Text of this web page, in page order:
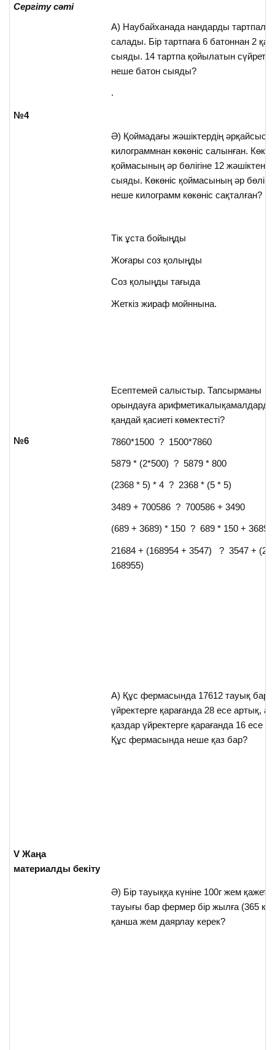
Сергіту сәті
№4
№6
V Жаңа
материалды бекіту
А) Наубайханада нандарды
салады. Бір тартпаға 6 батоннан 2
сыяды. 14 тартпа қойылатын
неше батон сыяды?
.
Ә) Қоймадағы жәшіктердің
килограммнан көкөніс салынған.
қоймасының әр бөлігіне 12 жәшіктен
сыяды. Көкөніс қоймасының әр
неше килограмм көкөніс сақталған?
Тік ұста бойыңды
Жоғары соз қолыңды
Соз қолыңды тағыда
Жеткіз жираф мойннына.
Есептемей салыстыр. Тапсырманы
орындауға
қандай қасиеті көмектесті?
7860*1500 ? 1500*7860
5879 * (2*500) ? 5879 * 800
(2368 * 5) * 4 ? 2368 * (5 * 5)
3489 + 700586 ? 700586 + 3490
(689 + 3689) * 150 ? 689 * 150 + 3689
21684 + (168954 + 3547) ? 3547 +
168955)
А) Құс фермасында 17612 тауық бар,
үйректерге қарағанда 28 есе артық, ал
қаздар үйректерге қарағанда 16 есе
Құс фермасында неше қаз бар?
Ә) Бір тауыққа күніне 100г жем қажет.
тауығы бар фермер бір жылға (365
қанша жем даярлау керек?